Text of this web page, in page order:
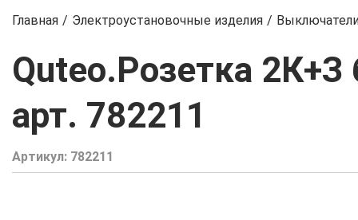
Главная / Электроустановочные изделия /
Quteo.Розетка
арт. 782211
Артикул: 782211